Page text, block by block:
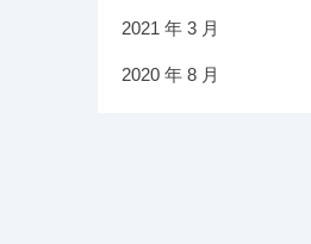
2021 年 3 月
2020 年 8 月